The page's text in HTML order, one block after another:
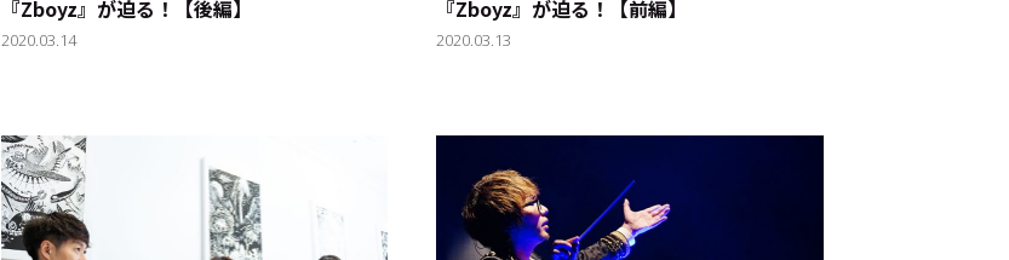
『Zboyz』が迫る！【後編】
2020.03.14
『Zboyz』が迫る！【前編】
2020.03.13